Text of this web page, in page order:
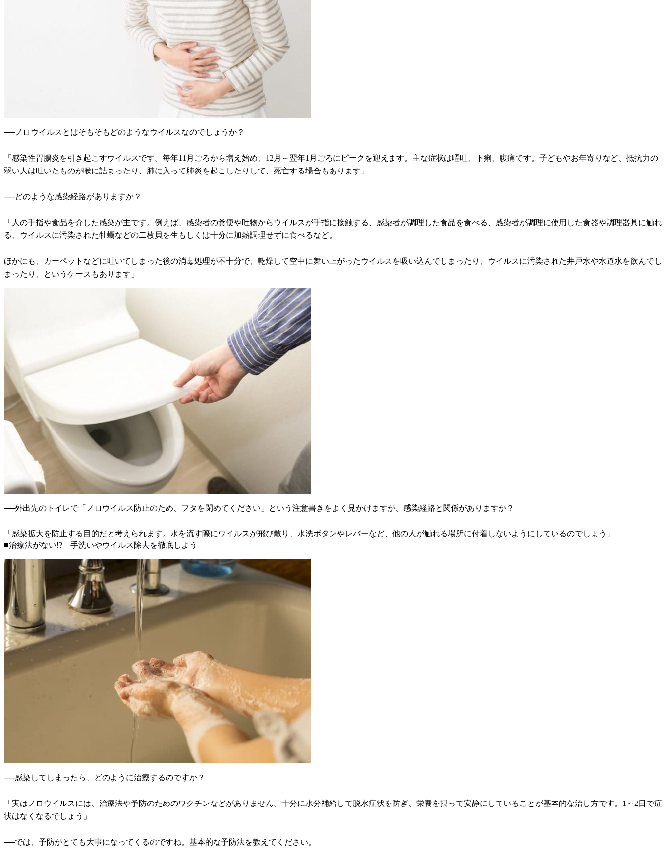
──ノロウイルスとはそもそもどのようなウイルスなのでしょうか？
「感染性胃腸炎を引き起こすウイルスです。毎年11月ごろから増え始め、12月～翌年1月ごろにピークを迎えます。主な症状は嘔吐、下痢、腹痛です。子どもやお年寄りなど、抵抗力の
弱い人は吐いたものが喉に詰まったり、肺に入って肺炎を起こしたりして、死亡する場合もあります」
──どのような感染経路がありますか？
「人の手指や食品を介した感染が主です。例えば、感染者の糞便や吐物からウイルスが手指に接触する、感染者が調理した食品を食べる、感染者が調理に使用した食器や調理器具に触れ
る、ウイルスに汚染された牡蠣などの二枚貝を生もしくは十分に加熱調理せずに食べるなど。
ほかにも、カーペットなどに吐いてしまった後の消毒処理が不十分で、乾燥して空中に舞い上がったウイルスを吸い込んでしまったり、ウイルスに汚染された井戸水や水道水を飲んでし
まったり、というケースもあります」
──外出先のトイレで「ノロウイルス防止のため、フタを閉めてください」という注意書きをよく見かけますが、感染経路と関係がありますか？
「感染拡大を防止する目的だと考えられます。水を流す際にウイルスが飛び散り、水洗ボタンやレバーなど、他の人が触れる場所に付着しないようにしているのでしょう」
■治療法がない!? 手洗いやウイルス除去を徹底しよう
──感染してしまったら、どのように治療するのですか？
「実はノロウイルスには、治療法や予防のためのワクチンなどがありません。十分に水分補給して脱水症状を防ぎ、栄養を摂って安静にしていることが基本的な治し方です。1～2日で症
状はなくなるでしょう」
──では、予防がとても大事になってくるのですね。基本的な予防法を教えてください。